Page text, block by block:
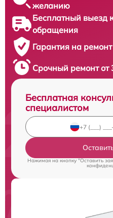
желанию
Бесплатный выезд
обращения
Гарантия на
Срочный ремонт от
Бесплатная
специалистом
Нажимая на кнопку "Оставить